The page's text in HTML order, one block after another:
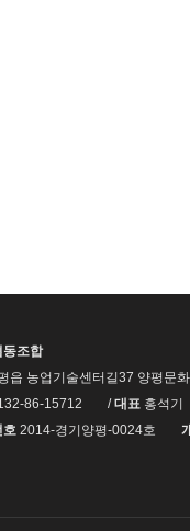
동조합
읍 농업기술센터길37 양평문
86-15712 /대표 홍석기
호 2014-경기양평-0024호